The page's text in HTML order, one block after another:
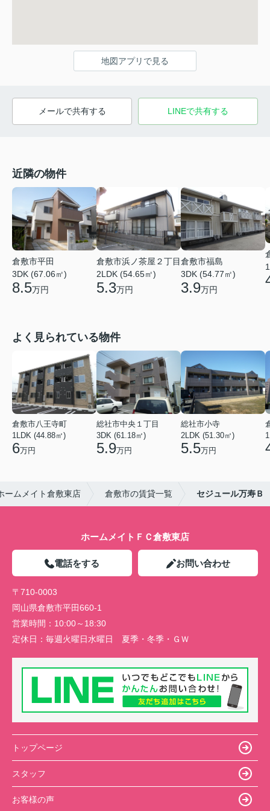
地図アプリで見る
メールで共有する LINEで共有する
近隣の物件
倉敷市平田
3DK (67.06㎡)
8.5万円
倉敷市浜ノ茶屋２丁目
2LDK (54.65㎡)
5.3万円
倉敷市福島
3DK (54.77㎡)
3.9万円
よく見られている物件
倉敷市八王寺町
1LDK (44.88㎡)
6万円
総社市中央１丁目
3DK (61.18㎡)
5.9万円
総社市小寺
2LDK (51.30㎡)
5.5万円
ームメイト倉敷東店 倉敷市の賃貸一覧 セジュール万寿Ｂ
ホームメイトＦＣ倉敷東店
電話をする お問い合わせ
〒710-0003
岡山県倉敷市平田660-1
営業時間： 10:00～18:30
定休日： 毎週火曜日水曜日 夏季・冬季・ＧＷ
トップページ
スタッフ
お客様の声